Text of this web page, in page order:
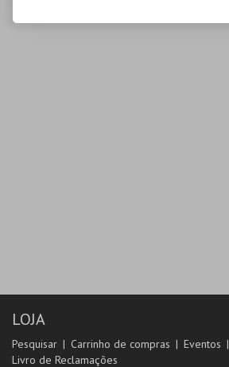
LOJA
Pesquisar Carrinho de compras Eventos
Livro de Reclamações